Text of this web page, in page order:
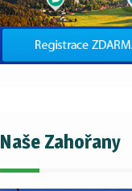
Naše Zahořany